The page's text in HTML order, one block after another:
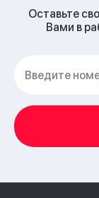
Оставьте
Вами в